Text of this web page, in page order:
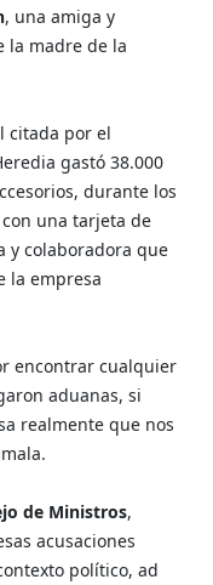
, una amiga y
la madre de la
citada por el
gastó 38.000
durante los
una tarjeta de
y colaboradora que
la empresa
encontrar cualquier
aduanas, si
realmente que nos
de Ministros,
acusaciones
político, ad